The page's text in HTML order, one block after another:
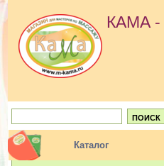
КАМА -
Каталог